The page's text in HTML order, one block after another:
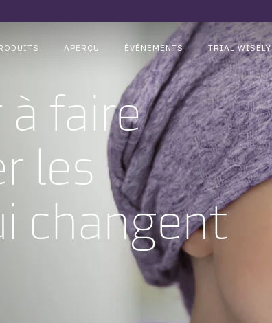
APERÇU ÉVÉNEMENTS TRIAL WISELY
faire
les
changent